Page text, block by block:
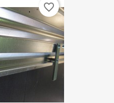
favorite_border